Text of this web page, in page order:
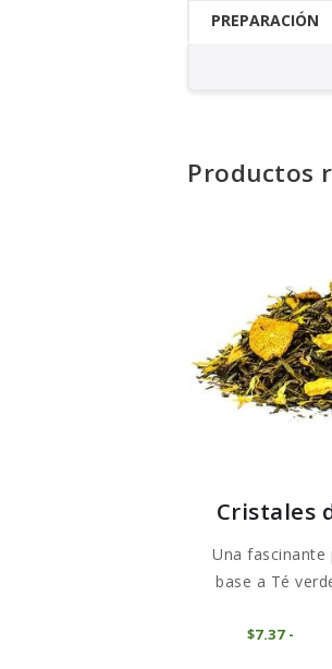
PREPARACIÓN
Productos
Cristales
Una fascinante
base a Té
$7 37 -